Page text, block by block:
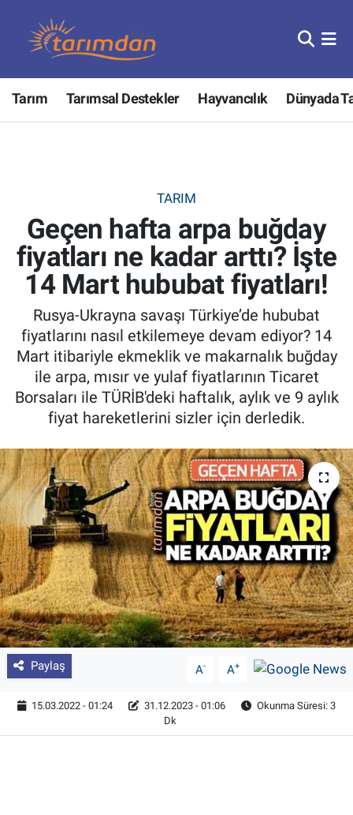
Tarım Tarımsal Destekler Hayvancılık Dünyada
TARIM
Geçen hafta arpa buğday
fiyatları ne kadar arttı? İşte
14 Mart hububat fiyatları!
Rusya-Ukrayna savaşı Türkiye’de hububat
fiyatlarını nasıl etkilemeye devam ediyor? 14
Mart itibariyle ekmeklik ve makarnalık buğday
ile arpa, mısır ve yulaf fiyatlarının Ticaret
Borsaları ile TÜRİB'deki haftalık, aylık ve 9 aylık
fiyat hareketlerini sizler için derledik.
Paylaş A- A+
15.03.2022 - 01:24 31.12.2023 - 01:06
Okunma Süresi: 3
Dk
Tarım
Hayvancılık
Tarımsal Destekler
Tarım Bakanlığı
Tarım Kredi Kooperatifleri
Pankobirlik
Et fiyatları
Tarım Bilgisi
Yetiştirici Soruyor
Dünyada Tarım
Üretici Birlikleri
Şeker ve Şekerli Mamüller
Tahıllar ve Baklagiller
Tohum
Nöbetçi Eczaneler
Hava Durumu
Tüm Manşetler
Son Dakika Haberleri